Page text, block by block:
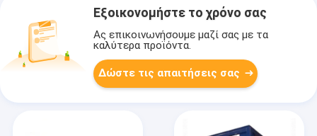
Εξοικονομήστε το χρόνο σας
Ας επικοινωνήσουμε μαζί σας με τα
καλύτερα προϊόντα.
Δώστε τις απαιτήσεις σας